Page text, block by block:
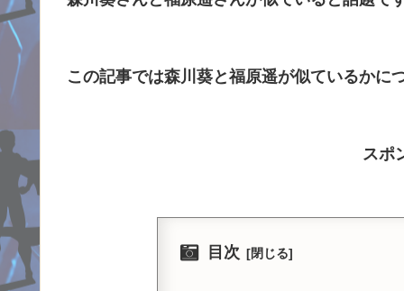
この記事では森川葵と福原遥が似ているかに
スポ
目次